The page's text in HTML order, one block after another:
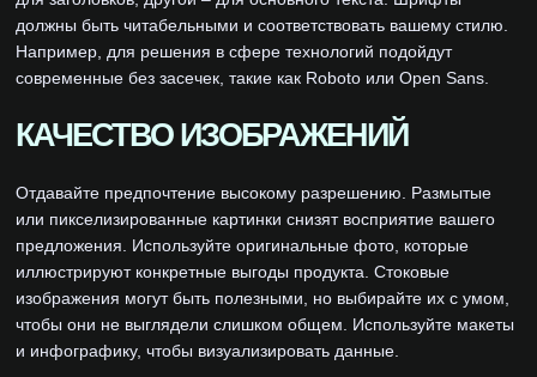
должны быть читабельными и соответствовать вашему стилю.
Например, для решения в сфере технологий подойдут
современные без засечек, такие как Roboto или Open Sans.
КАЧЕСТВО ИЗОБРАЖЕНИЙ
Отдавайте предпочтение высокому разрешению. Размытые
или пикселизированные картинки снизят восприятие вашего
предложения. Используйте оригинальные фото, которые
иллюстрируют конкретные выгоды продукта. Стоковые
изображения могут быть полезными, но выбирайте их с умом,
чтобы они не выглядели слишком общем. Используйте макеты
и инфографику, чтобы визуализировать данные.